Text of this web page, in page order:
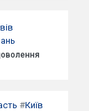
#Київ